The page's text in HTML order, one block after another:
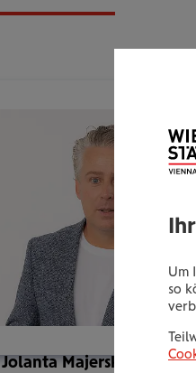
Jolanta Majerska
Um
so